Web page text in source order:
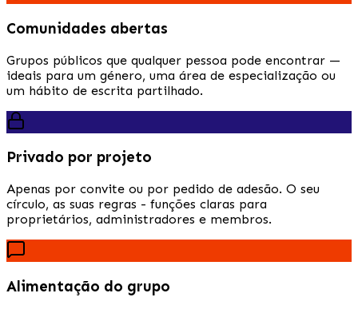
Comunidades abertas
Grupos públicos que qualquer pessoa pode encontrar —
ideais para um género, uma área de especialização ou
um hábito de escrita partilhado.
Privado por projeto
Apenas por convite ou por pedido de adesão. O seu
círculo, as suas regras - funções claras para
proprietários, administradores e membros.
Alimentação do grupo